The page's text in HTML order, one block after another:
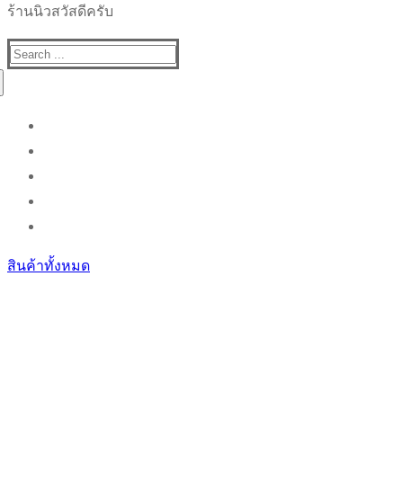
ร้านนิวสวัสดีครับ
Search
สินค้าทั้งหมด